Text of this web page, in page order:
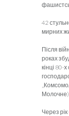
42
мирних
Після
роках
кінці 80-
Молочне)
Через